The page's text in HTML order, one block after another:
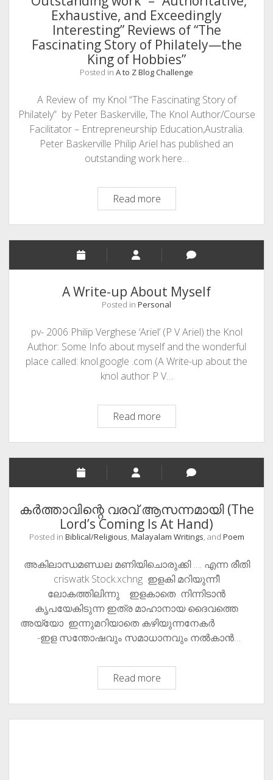
Just
Started
–
“A
Happy
Time”
Exhaustive, and Exceedingly
Interesting” Reviews of “The
Fascinating Story of Philately—the
King of Hobbies”
Posted in A to Z Blog Challenge
A Review of my Knol “The Fascinating Story of
Philately” by Peter Baskerville, The Knol Author/Course
Facilitator – Entrepreneurship Education,Australia.
Peter Baskerville Philip Ariel has published an
outstanding work here…
Read more“Outstanding
work”
–
“Authoritative,
Exhaustive,
and
Exceedingly
Interesting”
of
“The
Fascinating
Story
Philately
—
of
Hobbies”
A Write-up About Myself
Posted in Personal
pv- 2006 Philip Verghese ‘Ariel’ (P V Ariel) the Knol
Author: Some Info about myself and the wonderful
place called: knol.google .com (A Write-up about the
knol author P V…
Read moreA
Write-
up
About
Myself
കര്‍ത്താവിന്റെ വരവ് ആസന്നമായി (The
Lord’s Coming Is At Hand)
Posted in Biblical/Religious, Malayalam Writings, and Poem
അകിലാന്ധമണ്ഡല മണിയിചൊരുക്കി …. എന്ന രീതി
criswatk Stock.xchng ഇളകി മറിയുന്നീ
ലോകത്തിലിന്നു ഇളകാതെ നിന്നിടാന്‍
കൃപയേകിടുന്ന ഇത്ര മാഹാനായ ദൈവത്തെ
അയ്യോ ഇന്നുമറിയാതെ കഴിയുന്നനേകര്‍
-ഇള സന്തോഷവും സമാധാനവും നല്‍കാന്‍…
Read moreകര്‍ത്താവിന്റെ
വരവ്
ആസന്നമായി
(The